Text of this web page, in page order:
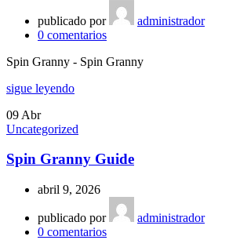
publicado por
administrador
0 comentarios
Spin Granny - Spin Granny
sigue leyendo
09 Abr
Uncategorized
Spin Granny Guide
abril 9, 2026
publicado por
administrador
0 comentarios